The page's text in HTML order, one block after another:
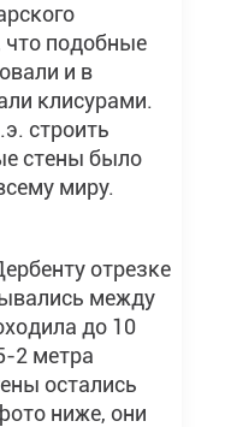
что подобные
и в
клисурами.
строить
стены было
миру.
отрезке
между
до 10
2 метра
остались
ниже, они